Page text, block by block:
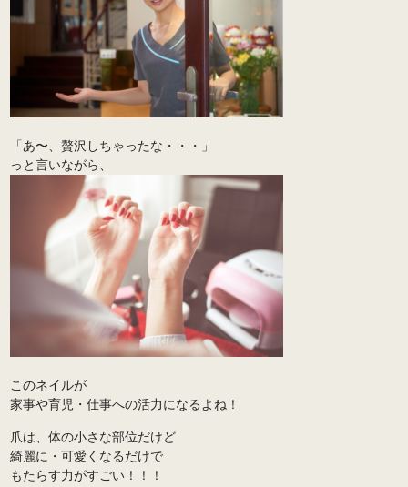
「あ〜、贅沢しちゃったな・・・」
っと言いながら、
このネイルが
家事や育児・仕事への活力になるよね！
爪は、体の小さな部位だけど
綺麗に・可愛くなるだけで
もたらす力がすごい！！！